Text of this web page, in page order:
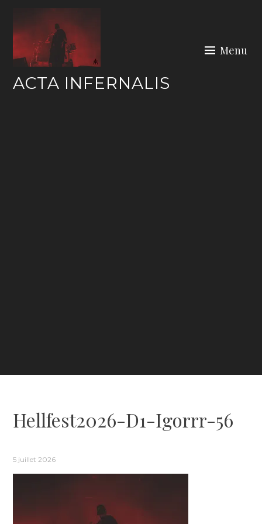
ACTA INFERNALIS
Menu
Hellfest2026-D1-Igorrr-56
5 juillet 2026